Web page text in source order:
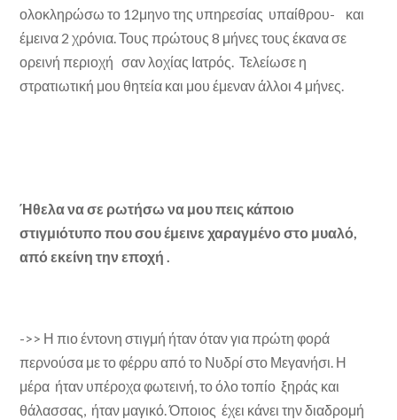
ολοκληρώσω το 12μηνο της υπηρεσίας υπαίθρου- και
έμεινα 2 χρόνια. Τους πρώτους 8 μήνες τους έκανα σε
ορεινή περιοχή σαν λοχίας Ιατρός. Τελείωσε η
στρατιωτική μου θητεία και μου έμεναν άλλοι 4 μήνες.
Ήθελα να σε ρωτήσω να μου πεις κάποιο
στιγμιότυπο που σου έμεινε χαραγμένο στο μυαλό,
από εκείνη την εποχή .
->> Η πιο έντονη στιγμή ήταν όταν για πρώτη φορά
περνούσα με το φέρρυ από το Νυδρί στο Μεγανήσι. Η
μέρα ήταν υπέροχα φωτεινή, το όλο τοπίο ξηράς και
θάλασσας, ήταν μαγικό. Όποιος έχει κάνει την διαδρομή